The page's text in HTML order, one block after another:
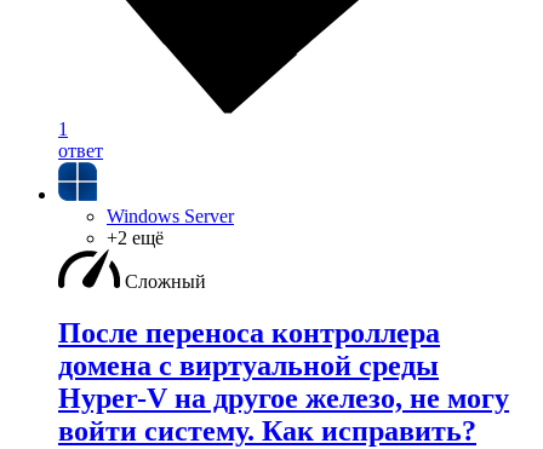
1
ответ
Windows Server
+2 ещё
Сложный
После переноса контроллера
домена с виртуальной среды
Hyper-V на другое железо, не могу
войти систему. Как исправить?